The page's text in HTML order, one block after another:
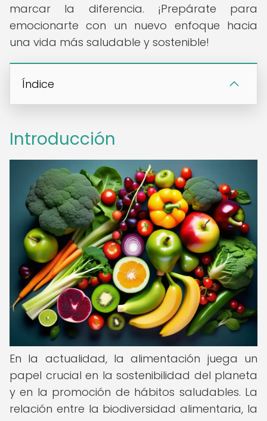
marcar la diferencia. ¡Prepárate para
emocionarte con un nuevo enfoque hacia
una vida más saludable y sostenible!
Índice
Introducción
En la actualidad, la alimentación juega un
papel crucial en la sostenibilidad del planeta
y en la promoción de hábitos saludables. La
relación entre la biodiversidad alimentaria, la